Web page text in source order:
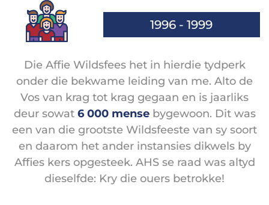
1996 - 1999
Die Affie Wildsfees het in hierdie tydperk
onder die bekwame leiding van me. Alto de
Vos van krag tot krag gegaan en is jaarliks
deur sowat 6 000 mensebygewoon. Dit was
een van die grootste Wildsfeeste van sy soort
en daarom het ander instansies dikwels by
Affies kers opgesteek. AHS se raad was altyd
dieselfde: Kry die ouers betrokke!